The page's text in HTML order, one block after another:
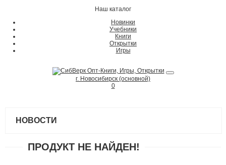
Наш каталог
Новинки
Учебники
Книги
Открытки
Игры
г. Новосибирск (основной)
0
НОВОСТИ
ПРОДУКТ НЕ НАЙДЕН!